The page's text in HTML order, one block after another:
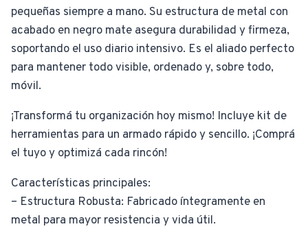
pequeñas siempre a mano. Su estructura de metal con
acabado en negro mate asegura durabilidad y firmeza,
soportando el uso diario intensivo. Es el aliado perfecto
para mantener todo visible, ordenado y, sobre todo,
móvil.
¡Transformá tu organización hoy mismo! Incluye kit de
herramientas para un armado rápido y sencillo. ¡Comprá
el tuyo y optimizá cada rincón!
Características principales:
– Estructura Robusta: Fabricado íntegramente en
metal para mayor resistencia y vida útil.